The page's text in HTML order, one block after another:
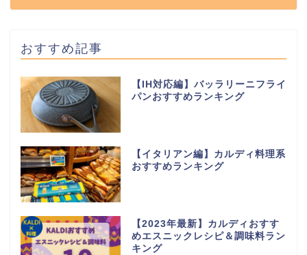
おすすめ記事
【IH対応編】バッラリーニフライ
パンおすすめランキング
【イタリアン編】カルディ料理系
おすすめランキング
【2023年最新】カルディおすす
めエスニックレシピ＆調味料ラン
キング